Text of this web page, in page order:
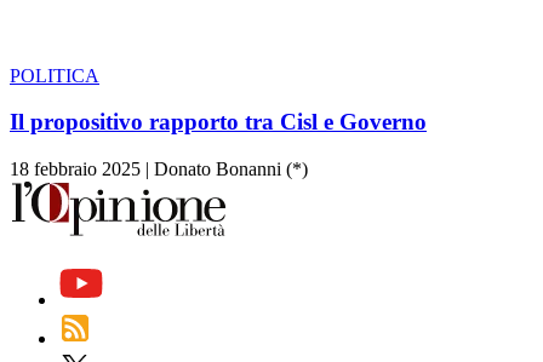
POLITICA
Il propositivo rapporto tra Cisl e Governo
18 febbraio 2025 | Donato Bonanni (*)